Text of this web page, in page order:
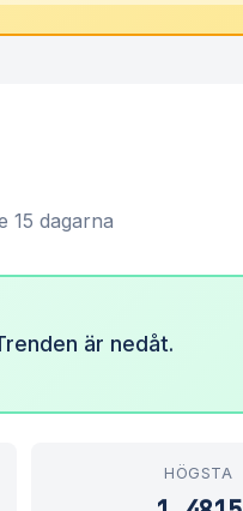
15 dagarna
är nedåt.
HÖGSTA